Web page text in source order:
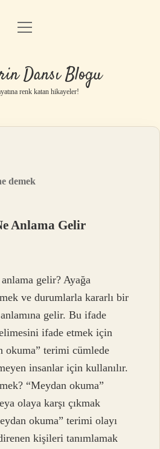
Anasayfa
Yasal Uyarı
menüyü
Dansı Blogu
renk katan hikayeler!
demek
Anlama Gelir
gelir? Ayağa
ve durumlarla kararlı bir
gelir. Bu ifade
ifade etmek için
okuma” terimi cümlede
insanlar için kullanılır.
“Meydan okuma”
olaya karşı çıkmak
okuma” terimi olayı
kişileri tanımlamak